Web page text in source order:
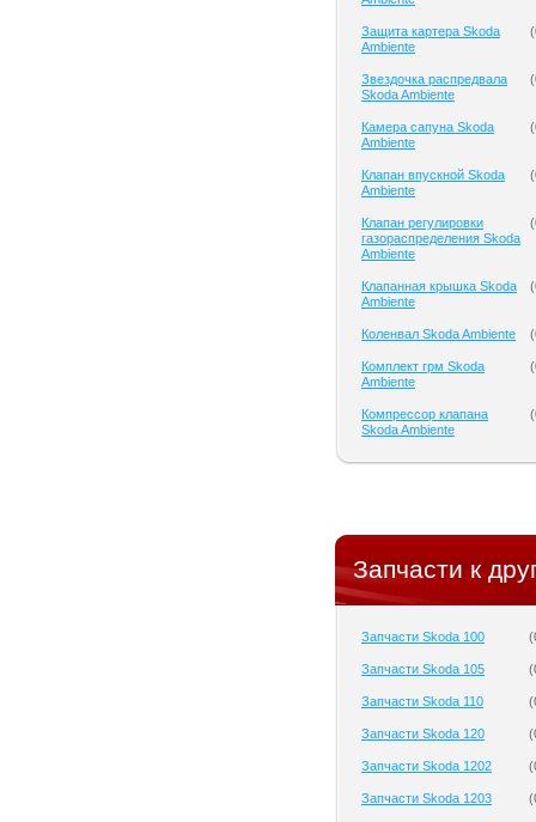
Защита картера Skoda
Ambiente
(
Звездочка распредвала
Skoda Ambiente
(
Камера сапуна Skoda
Ambiente
(
Клапан впускной Skoda
Ambiente
(
Клапан регулировки
газораспределения Skoda
Ambiente
(
Клапанная крышка Skoda
Ambiente
(
Коленвал Skoda Ambiente (
Комплект грм Skoda
Ambiente
(
Компрессор клапана
Skoda Ambiente
(
Запчасти к
Запчасти Skoda 100 (
Запчасти Skoda 105 (
Запчасти Skoda 110 (
Запчасти Skoda 120 (
Запчасти Skoda 1202 (
Запчасти Skoda 1203 (